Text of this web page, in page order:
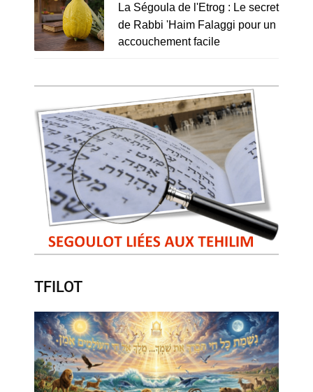
La Ségoula de l'Etrog : Le secret
de Rabbi 'Haim Falaggi pour un
accouchement facile
TFILOT